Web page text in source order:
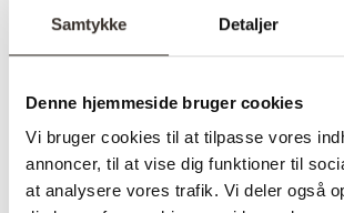
Samtykke Detaljer
Denne hjemmeside bruger cookies
Vi bruger cookies til at tilpasse vores
annoncer, til at vise dig funktioner til
at analysere vores trafik. Vi deler også
I udstilling: Nej
Materiale: Aluminium,
Farve: Grå / Grøn